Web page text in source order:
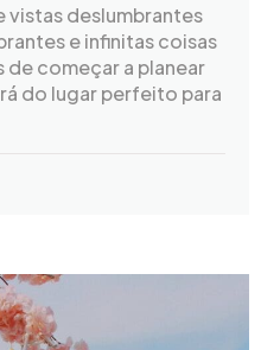
vistas deslumbrantes
e infinitas coisas
de começar a planear
do lugar perfeito para